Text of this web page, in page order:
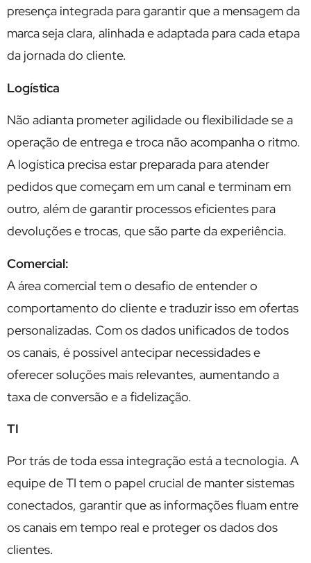
presença integrada para garantir que a mensagem da
marca seja clara, alinhada e adaptada para cada etapa
da jornada do cliente.
Logística
Não adianta prometer agilidade ou flexibilidade se a
operação de entrega e troca não acompanha o ritmo.
A logística precisa estar preparada para atender
pedidos que começam em um canal e terminam em
outro, além de garantir processos eficientes para
devoluções e trocas, que são parte da experiência.
Comercial:
A área comercial tem o desafio de entender o
comportamento do cliente e traduzir isso em ofertas
personalizadas. Com os dados unificados de todos
os canais, é possível antecipar necessidades e
oferecer soluções mais relevantes, aumentando a
taxa de conversão e a fidelização.
TI
Por trás de toda essa integração está a tecnologia. A
equipe de TI tem o papel crucial de manter sistemas
conectados, garantir que as informações fluam entre
os canais em tempo real e proteger os dados dos
clientes.